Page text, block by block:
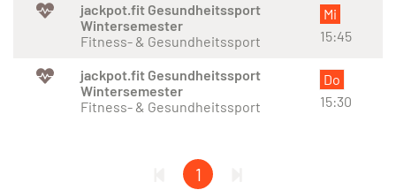
jackpot.fit Gesundheitssport
Wintersemester
Fitness- & Gesundheitssport
Mi
15:45
jackpot.fit Gesundheitssport
Wintersemester
Fitness- & Gesundheitssport
Do
15:30
1